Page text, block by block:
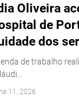
Oliveira
de
dos
de trabalho
11, 2026